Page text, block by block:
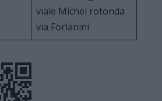
viale Michel rotonda
via Forlanini